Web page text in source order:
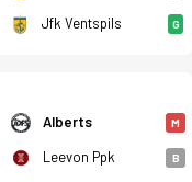
2 bitti. Gol anları,
Jfk Ventspils G
Alberts M
Leevon Ppk B